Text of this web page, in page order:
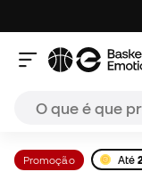
Promoção Até